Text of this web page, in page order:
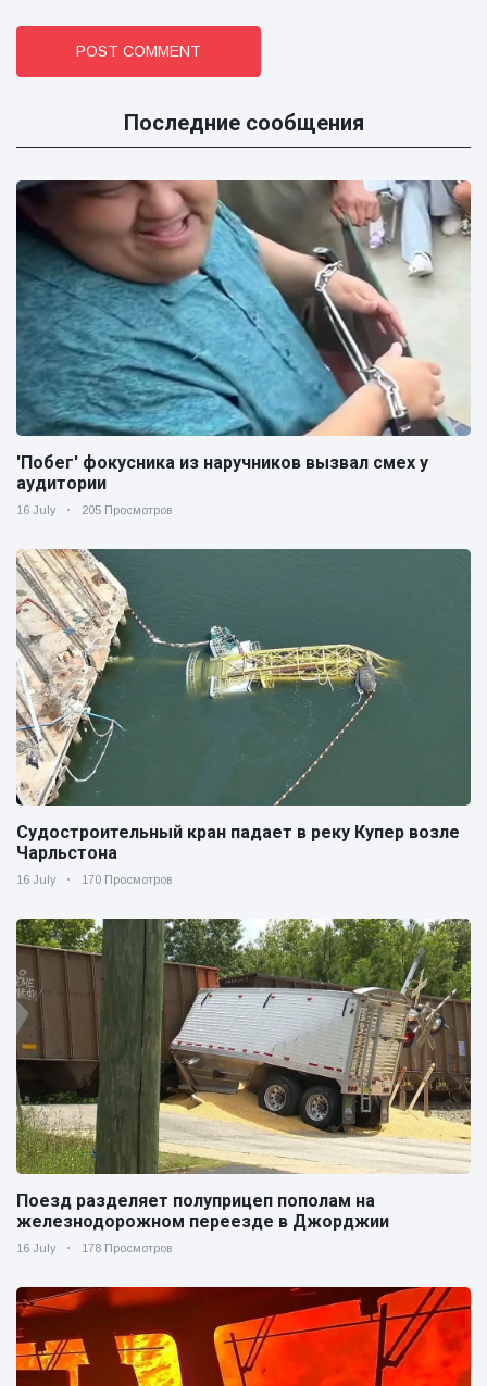
POST COMMENT
Последние сообщения
'Побег' фокусника из наручников вызвал смех у
аудитории
16 July 205 Просмотров
Судостроительный кран падает в реку Купер возле
Чарльстона
16 July 170 Просмотров
Поезд разделяет полуприцеп пополам на
железнодорожном переезде в Джорджии
16 July 178 Просмотров